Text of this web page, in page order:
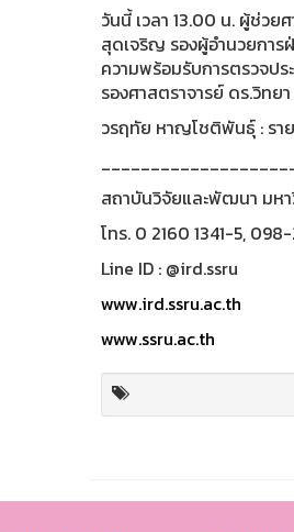
วันนี้ เวลา 13.00 น. ผู้ช่ว
สุดเจริญ รองผู้อำนวยการ
ความพร้อมรับการตรวจป
รองศาสตราจารย์ ดร.วิทย
วรฤทัย หาญโชติพันธุ์ : รา
สถาบันวิจัยและพัฒนา มห
โทร. 0 2160 1341-5,
Line ID : @ird.ssru
www.ird.ssru.ac.th
www.ssru.ac.th